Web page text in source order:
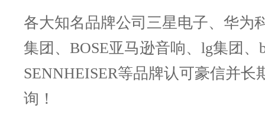
各大知名品牌公司三星电子、华为
集团、BOSE亚马逊音响、lg集团、
SENNHEISER等品牌认可豪信并长
询！